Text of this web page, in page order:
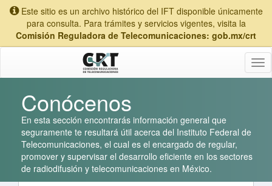
Este sitio es un archivo histórico del IFT disponible únicamente
para consulta. Para trámites y servicios vigentes, visita la
Comisión Reguladora de Telecomunicaciones: gob.mx/crt
Conócenos
En esta sección encontrarás información general que
seguramente te resultará útil acerca del Instituto Federal de
Telecomunicaciones, el cual es el encargado de regular,
promover y supervisar el desarrollo eficiente en los sectores
de radiodifusión y telecomunicaciones en México.